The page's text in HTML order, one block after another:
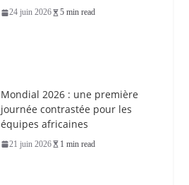
24 juin 2026 5 min read
Mondial 2026 : une première
journée contrastée pour les
équipes africaines
21 juin 2026 1 min read